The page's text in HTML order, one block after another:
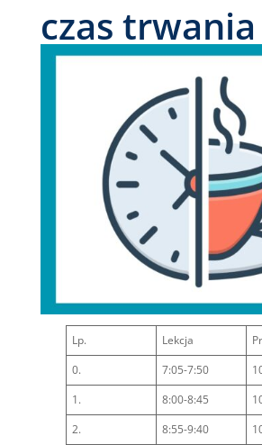
czas trwania
Lp. Lekcja
0.
7:05-7:50
1.
8:00-8:45
2.
8:55-9:40